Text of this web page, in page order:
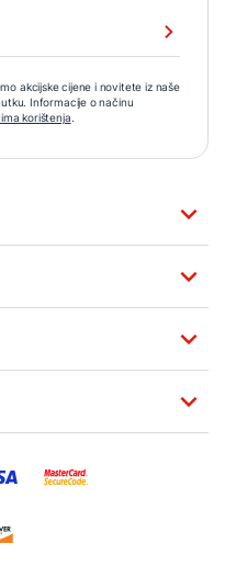
akcijske cijene i novitete iz naše
Informacije o načinu
korištenja.